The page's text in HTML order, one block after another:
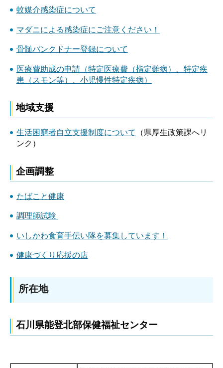
蚊媒介感染症について
マダニによる感染症にご注意ください！
骨髄バンクドナー登録について
医療費助成の申請（特定医療費（指定難病）、特定疾
患（スモン等）、小児慢性特定疾病）
地域支援
生活困窮者自立支援制度について
（県厚生政策課へリ
ンク）
企画調整
たばこと健康
調理師試験
いしかわ食育手伝い隊を募集しています！
健康づくり応援の店
所在地
石川県能登北部保健福祉センター